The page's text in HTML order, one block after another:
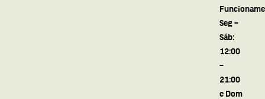
Seg –
Sáb:
12:00
–
21:00
e Dom